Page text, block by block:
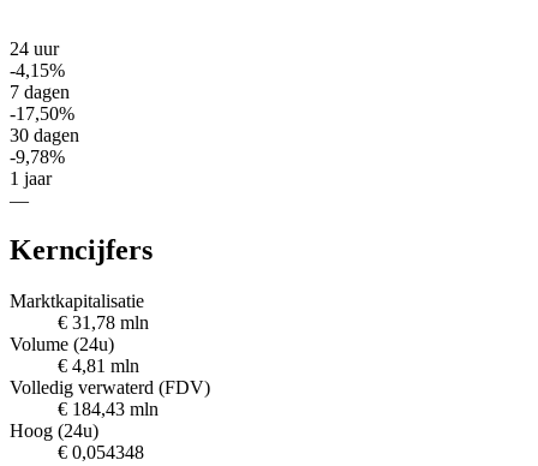
24 uur
-4,15%
7 dagen
-17,50%
30 dagen
-9,78%
1 jaar
—
Kerncijfers
Marktkapitalisatie
€ 31,78 mln
Volume (24u)
€ 4,81 mln
Volledig verwaterd (FDV)
€ 184,43 mln
Hoog (24u)
€ 0,054348